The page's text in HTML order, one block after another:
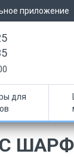
приложение
для